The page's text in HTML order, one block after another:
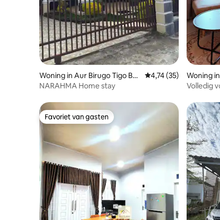
Woning in Aur Birugo Tigo Bal
eh
Gemiddelde
4,74 (35)
NARAHMA Home stay
Woning
Volledig
UNRI,
Favoriet van gasten
Favoriet van gasten